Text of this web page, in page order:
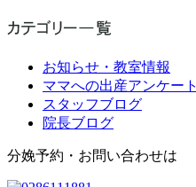
お知らせ・教室情報
ママへの出産アンケート
スタッフブログ
院長ブログ
分娩予約・お問い合わせは